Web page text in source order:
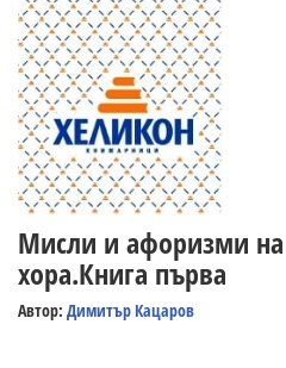
Мисли и афоризми
хора.Книга първа
Автор: Димитър Кацаров